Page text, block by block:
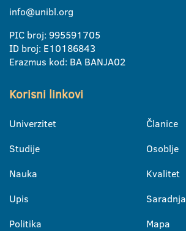
info@unibl.org
PIC broj: 995591705
ID broj: E10186843
Erazmus kod: BA BANJA02
Korisni linkovi
Univerzitet
Studije
Nauka
Upis
Politika
Članice
Osoblje
Kvalitet
Saradnja
Mapa